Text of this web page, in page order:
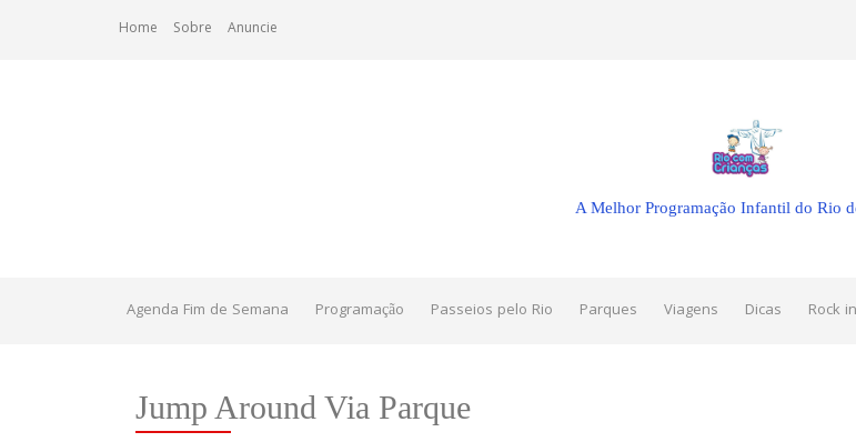
Home Sobre Anuncie
A Melhor Programação Infantil do Rio
Agenda Fim de Semana Programação Passeios pelo Rio Parques Viagens Dicas Rock
Jump Around Via Parque